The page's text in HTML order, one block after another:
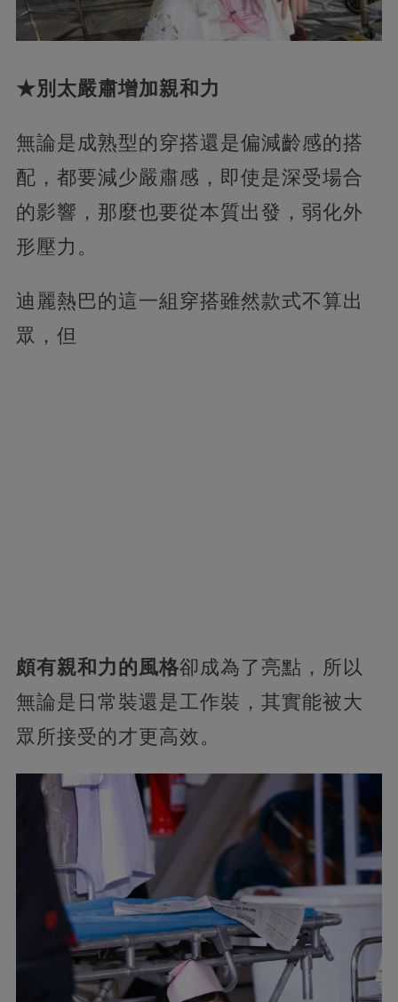
★別太嚴肅增加親和力
無論是成熟型的穿搭還是偏減齡感的搭
配，都要減少嚴肅感，即使是深受場合
的影響，那麼也要從本質出發，弱化外
形壓力。
迪麗熱巴的這一組穿搭雖然款式不算出
眾，但
頗有親和力的風格卻成為了亮點，所以
無論是日常裝還是工作裝，其實能被大
眾所接受的才更高效。